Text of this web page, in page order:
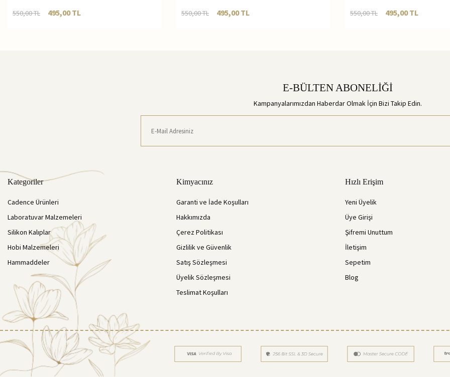
550,00TL 495,00TL 550,00TL 495,00TL 550,00TL 495,00TL
E-BÜLTEN ABONELİĞİ
Kampanyalarımızdan Haberdar Olmak İçin Bizi Takip Edin.
Kategoriler
Cadence Ürünleri
Laboratuvar Malzemeleri
Silikon Kalıplar
Hobi Malzemeleri
Hammaddeler
Kimyacınız
Garanti ve İade Koşulları
Hakkımızda
Çerez Politikası
Gizlilik ve Güvenlik
Satış Sözleşmesi
Üyelik Sözleşmesi
Teslimat Koşulları
Hızlı Erişim
Yeni Üyelik
Üye Girişi
Şifremi Unuttum
İletişim
Sepetim
Blog